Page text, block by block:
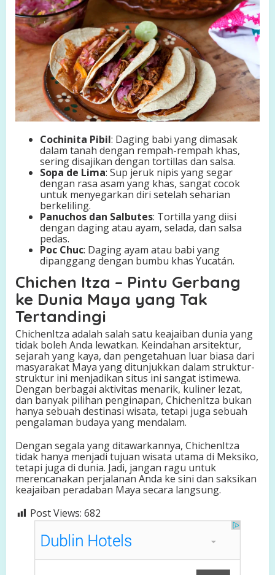
Cochinita Pibil: Daging babi yang dimasak
dalam tanah dengan rempah-rempah khas,
sering disajikan dengan tortillas dan salsa.
Sopa de Lima: Sup jeruk nipis yang segar
dengan rasa asam yang khas, sangat cocok
untuk menyegarkan diri setelah seharian
berkeliling.
Panuchos dan Salbutes: Tortilla yang diisi
dengan daging atau ayam, selada, dan salsa
pedas.
Poc Chuc: Daging ayam atau babi yang
dipanggang dengan bumbu khas Yucatán.
Chichen Itza – Pintu Gerbang
ke Dunia Maya yang Tak
Tertandingi
ChichenItza adalah salah satu keajaiban dunia yang
tidak boleh Anda lewatkan. Keindahan arsitektur,
sejarah yang kaya, dan pengetahuan luar biasa dari
masyarakat Maya yang ditunjukkan dalam struktur-
struktur ini menjadikan situs ini sangat istimewa.
Dengan berbagai aktivitas menarik, kuliner lezat,
dan banyak pilihan penginapan, ChichenItza bukan
hanya sebuah destinasi wisata, tetapi juga sebuah
pengalaman budaya yang mendalam.
Dengan segala yang ditawarkannya, ChichenItza
tidak hanya menjadi tujuan wisata utama di Meksiko,
tetapi juga di dunia. Jadi, jangan ragu untuk
merencanakan perjalanan Anda ke sini dan saksikan
keajaiban peradaban Maya secara langsung.
Post Views: 682